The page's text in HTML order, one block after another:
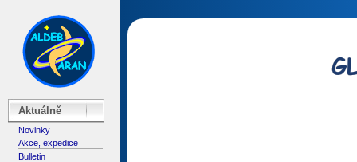
Aktuálně
Novinky
Akce, expedice
Bulletin